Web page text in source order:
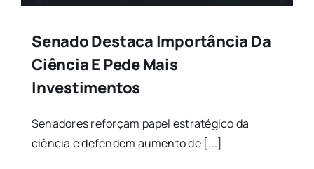
Senado Destaca Importância Da
Ciência E Pede Mais
Investimentos
Senadores reforçam papel estratégico da
ciência e defendem aumento de [...]